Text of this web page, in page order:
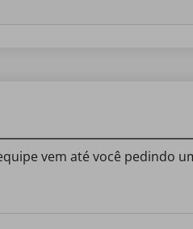
vem até você pedindo